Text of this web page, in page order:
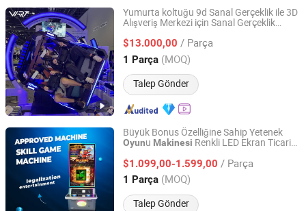
Yumurta koltuğu 9d Sanal Gerçeklik ile 3D
Alışveriş Merkezi için Sanal Gerçeklik
$13.000,00 / Parça
1 Parça (MOQ)
Talep Gönder
Guangzhou Longcheng Electronics Co., Ltd.
Guangdong, China Fiyat 2024
Büyük Bonus Özelliğine Sahip Yetenek
Oyunu Makinesi Renkli LED Ekran Ticari
$1.099,00-1.599,00 / Parça
1 Parça (MOQ)
Talep Gönder
Chengde International Limited
Guangdong, China Fiyat 2023